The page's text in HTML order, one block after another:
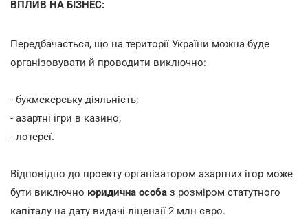
ВПЛИВ НА БІЗНЕС:
Передбачається, що на території України можна буде
організовувати й проводити виключно:
- букмекерську діяльність;
- азартні ігри в казино;
- лотереї.
Відповідно до проекту організатором азартних ігор може
бути виключно юридична особа з розміром статутного
капіталу на дату видачі ліцензії 2 млн євро.